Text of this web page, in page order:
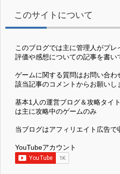
このサイトについて
このブログでは主に管理人がプレ
評価や感想についての記事を書い
ゲームに関する質問はお問い合
該当記事のコメントからお願いし
基本1人の運営ブログ＆攻略タイ
は主に攻略中のゲームのみ
当ブログはアフィリエイト広告で
YouTubeアカウント